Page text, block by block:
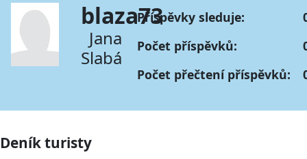
PRO TURISTY ›
MOJE TURISTIKA ›
blaza73
Jana
Slabá
Příspěvky sleduje:
Počet příspěvků:
Počet přečtení příspěvků:
Deník turisty